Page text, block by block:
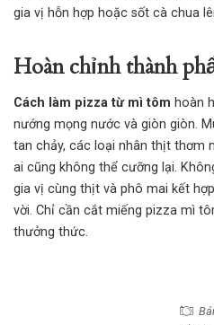
gia vị hỗn hợp hoặc sốt cà chua
Hoàn chỉnh thành
Cách làm pizza từ mì tôm hoàn
nướng mọng nước và giòn giòn.
tan chảy, các loại nhân thịt thơm
ai cũng không thể cưỡng lại.
gia vị cùng thịt và phô mai kết
vời. Chỉ cần cắt miếng pizza mì
thưởng thức.